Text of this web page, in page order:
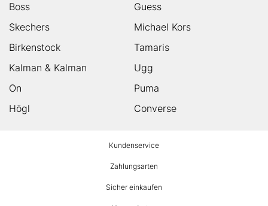
Boss
Guess
Skechers
Michael Kors
Birkenstock
Tamaris
Kalman & Kalman
Ugg
On
Puma
Högl
Converse
Kundenservice
Zahlungsarten
Sicher einkaufen